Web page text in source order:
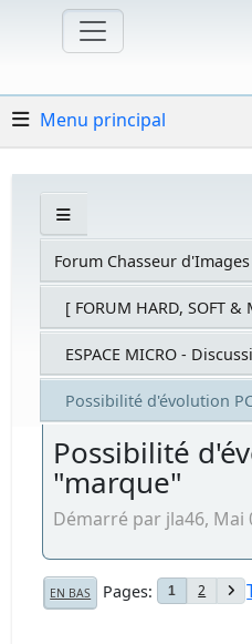
Menu principal
Forum Chasseur
[ FORUM HARD, SOFT
ESPACE MICRO -
Possibilité d'évolution
Possibilité
"marque"
Démarré par jla46, Mai
EN BAS Pages 1 2